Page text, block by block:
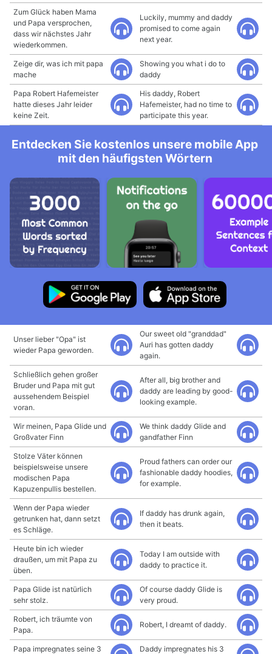
Zum Glück haben Mama
und Papa versprochen,
dass wir nächstes Jahr
wiederkommen.
Luckily, mummy and daddy
promised to come again
next year.
Zeige dir, was ich mit papa
mache
Showing you what i do to
daddy
Papa Robert Hafemeister
hatte dieses Jahr leider
keine Zeit.
His daddy, Robert
Hafemeister, had no time to
participate this year.
Entdecken Sie kostenlos unsere mobile App
mit den häufigsten Wörtern
Unser lieber "Opa" ist
wieder Papa geworden.
Our sweet old "granddad"
Auri has gotten daddy
again.
Schließlich gehen großer
Bruder und Papa mit gut
aussehendem Beispiel
voran.
After all, big brother and
daddy are leading by good-
looking example.
Wir meinen, Papa Glide und
Großvater Finn
We think daddy Glide and
gandfather Finn
Stolze Väter können
beispielsweise unsere
modischen Papa
Kapuzenpullis bestellen.
Proud fathers can order our
fashionable daddy hoodies,
for example.
Wenn der Papa wieder
getrunken hat, dann setzt
es Schläge.
If daddy has drunk again,
then it beats.
Heute bin ich wieder
draußen, um mit Papa zu
üben.
Today I am outside with
daddy to practice it.
Papa Glide ist natürlich
sehr stolz.
Of course daddy Glide is
very proud.
Robert, ich träumte von
Papa.
Robert, I dreamt of daddy.
Papa impregnates seine 3
Daddy impregnates his 3